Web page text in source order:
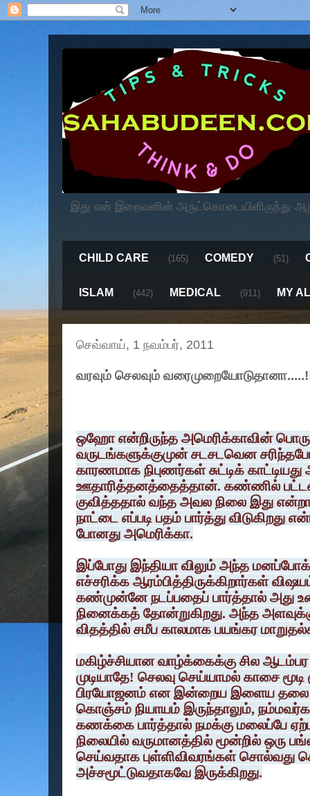
இது என் இறைவனின் அருட்கொடையிளிருந்து
CHILD CARE (165) COMEDY (51)
ISLAM (442) MEDICAL (911) MY
செவ்வாய், 1 நவம்பர், 2011
வரவும் செலவும்
ஒஹோ என்றிருந்த அமெரிக்காவின்
வருடங்களுக்குமுன் சடசடவென
காரணமாக நிபுணர்கள் சுட்டிக்
ஊதாரித்தனத்தைத்தான். கண்ணில்
குவித்ததால் வந்த அவல நிலை இது
நாட்டை எப்படி பதம் பார்த்து விடுகிறது
போனது அமெரிக்கா.
இப்போது இந்தியா விலும் அந்த
எச்சரிக்க ஆரம்பித்திருக்கிறார்கள்
கண்முன்னே நடப்பதைப் பார்த்தால் அது
நினைக்கத் தோன்றுகிறது. அந்த
விதத்தில் சமீப காலமாக பயங்கர
மகிழ்ச்சியான வாழ்க்கைக்கு சில
முடியாதே! செலவு செய்யாமல் காசை
பிரயோஜனம் என இன்றைய இளைய தலை
கொஞ்சம் நியாயம் இருந்தாலும்,
கணக்கை பார்த்தால் நமக்கு மலைப்பே
நிலையில் வருமானத்தில் மூன்றில் ஒரு
செய்வதாக புள்ளிவிவரங்கள் சொல்வது
அச்சமூட்டுவதாகவே இருக்கிறது.